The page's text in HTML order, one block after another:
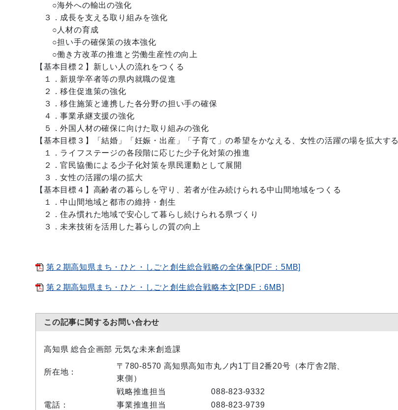
○海外への輸出の強化
３．成長を支える取り組みを強化
○人材の育成
○担い手の確保策の抜本強化
○働き方改革の推進と労働生産性の向上
【基本目標２】新しい人の流れをつくる
１．新規学卒者等の県内就職の促進
２．移住促進策の強化
３．移住施策と連携した各分野の担い手の確保
４．事業承継支援の強化
５．外国人材の確保に向けた取り組みの強化
【基本目標３】「結婚」「妊娠・出産」「子育て」の希望をかなえる、女性の活躍の場を拡大する
１．ライフステージの各段階に応じた少子化対策の推進
２．官民協働による少子化対策を県民運動として展開
３．女性の活躍の場の拡大
【基本目標４】高齢者の暮らしを守り、若者が住み続けられる中山間地域をつくる
１．中山間地域と都市の維持・創生
２．住み慣れた地域で安心して暮らし続けられる県づくり
３．未来技術を活用した暮らしの質の向上
第２期高知県まち・ひと・しごと創生総合戦略の全体像[PDF：5MB]
第２期高知県まち・ひと・しごと創生総合戦略本文[PDF：6MB]
この記事に関するお問い合わせ
高知県 総合企画部 元気な未来創造課
所在地：
〒780-8570 高知県高知市丸ノ内1丁目2番20号（本庁舎2階、
東側）
電話：
戦略推進担当
088-823-9332
事業推進担当
088-823-9739